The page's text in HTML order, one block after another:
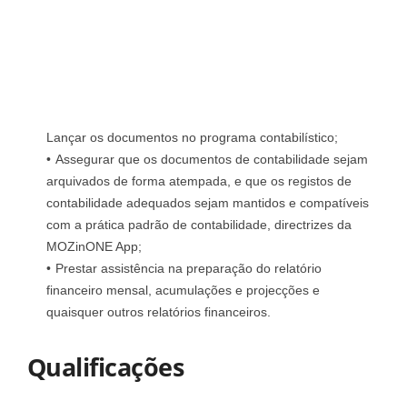
Lançar os documentos no programa contabilístico;
Assegurar que os documentos de contabilidade sejam
arquivados de forma atempada, e que os registos de
contabilidade adequados sejam mantidos e compatíveis
com a prática padrão de contabilidade, directrizes da
MOZinONE App;
Prestar assistência na preparação do relatório
financeiro mensal, acumulações e projecções e
quaisquer outros relatórios financeiros.
Qualificações